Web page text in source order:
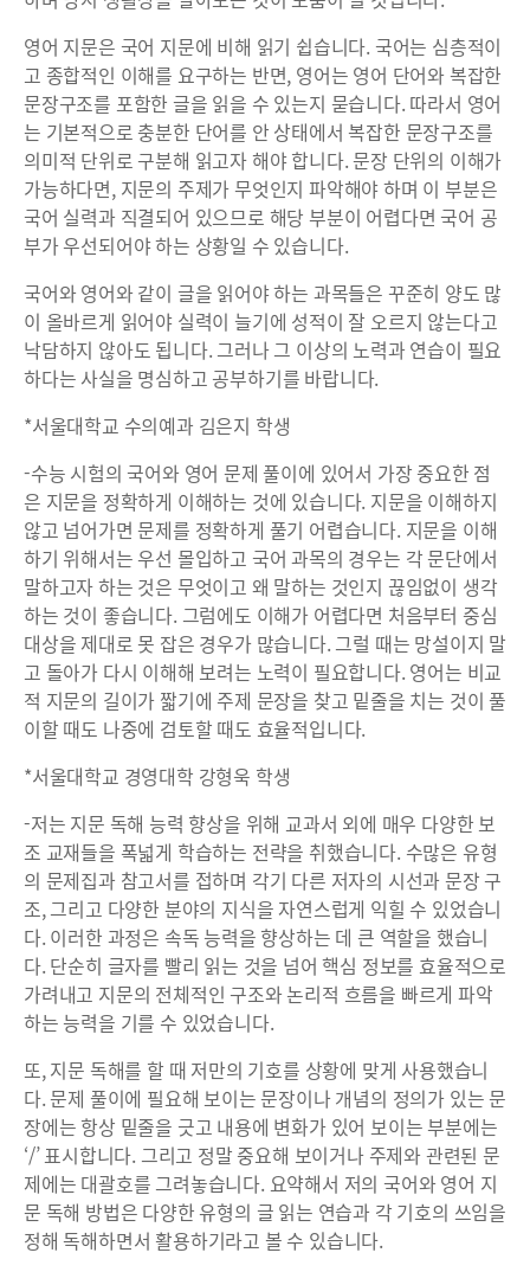
영어 지문은 국어 지문에 비해 읽기 쉽습니다. 국어는 심층적이
고 종합적인 이해를 요구하는 반면, 영어는 영어 단어와 복잡한
문장구조를 포함한 글을 읽을 수 있는지 묻습니다. 따라서 영어
는 기본적으로 충분한 단어를 안 상태에서 복잡한 문장구조를
의미적 단위로 구분해 읽고자 해야 합니다. 문장 단위의 이해가
가능하다면, 지문의 주제가 무엇인지 파악해야 하며 이 부분은
국어 실력과 직결되어 있으므로 해당 부분이 어렵다면 국어 공
부가 우선되어야 하는 상황일 수 있습니다.
국어와 영어와 같이 글을 읽어야 하는 과목들은 꾸준히 양도 많
이 올바르게 읽어야 실력이 늘기에 성적이 잘 오르지 않는다고
낙담하지 않아도 됩니다. 그러나 그 이상의 노력과 연습이 필요
하다는 사실을 명심하고 공부하기를 바랍니다.
*서울대학교 수의예과 김은지 학생
-수능 시험의 국어와 영어 문제 풀이에 있어서 가장 중요한 점
은 지문을 정확하게 이해하는 것에 있습니다. 지문을 이해하지
않고 넘어가면 문제를 정확하게 풀기 어렵습니다. 지문을 이해
하기 위해서는 우선 몰입하고 국어 과목의 경우는 각 문단에서
말하고자 하는 것은 무엇이고 왜 말하는 것인지 끊임없이 생각
하는 것이 좋습니다. 그럼에도 이해가 어렵다면 처음부터 중심
대상을 제대로 못 잡은 경우가 많습니다. 그럴 때는 망설이지 말
고 돌아가 다시 이해해 보려는 노력이 필요합니다. 영어는 비교
적 지문의 길이가 짧기에 주제 문장을 찾고 밑줄을 치는 것이 풀
이할 때도 나중에 검토할 때도 효율적입니다.
*서울대학교 경영대학 강형욱 학생
-저는 지문 독해 능력 향상을 위해 교과서 외에 매우 다양한 보
조 교재들을 폭넓게 학습하는 전략을 취했습니다. 수많은 유형
의 문제집과 참고서를 접하며 각기 다른 저자의 시선과 문장 구
조, 그리고 다양한 분야의 지식을 자연스럽게 익힐 수 있었습니
다. 이러한 과정은 속독 능력을 향상하는 데 큰 역할을 했습니
다. 단순히 글자를 빨리 읽는 것을 넘어 핵심 정보를 효율적으로
가려내고 지문의 전체적인 구조와 논리적 흐름을 빠르게 파악
하는 능력을 기를 수 있었습니다.
또, 지문 독해를 할 때 저만의 기호를 상황에 맞게 사용했습니
다. 문제 풀이에 필요해 보이는 문장이나 개념의 정의가 있는 문
장에는 항상 밑줄을 긋고 내용에 변화가 있어 보이는 부분에는
‘/’ 표시합니다. 그리고 정말 중요해 보이거나 주제와 관련된 문
제에는 대괄호를 그려놓습니다. 요약해서 저의 국어와 영어 지
문 독해 방법은 다양한 유형의 글 읽는 연습과 각 기호의 쓰임을
정해 독해하면서 활용하기라고 볼 수 있습니다.